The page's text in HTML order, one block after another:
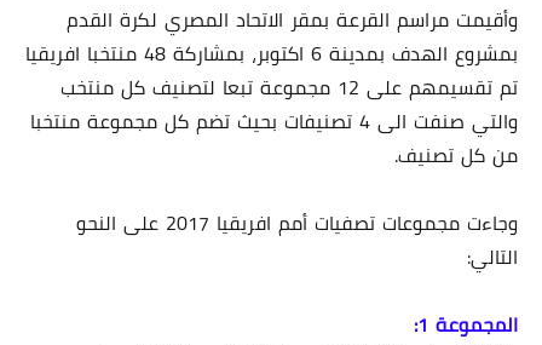
وأقيمت مراسم القرعة بمقر الاتحاد المصري لكرة القدم
بمشروع الهدف بمدينة 6 اكتوبر، بمشاركة 48 منتخبا افريقيا
تم تقسيمهم على 12 مجموعة تبعا لتصنيف كل منتخب
والتي صنفت الى 4 تصنيفات بحيث تضم كل مجموعة منتخبا
من كل تصنيف.
وجاءت مجموعات تصفيات أمم افريقيا 2017 على النحو
التالي:
المجموعة 1: